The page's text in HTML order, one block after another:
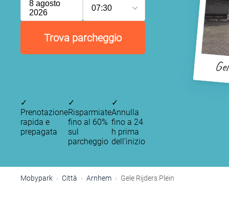
8 agosto
2026
07:30
Trova parcheggio
✓
Prenotazione
rapida e
prepagata
✓
Risparmiate
fino al 60%
sul
parcheggio
✓
Annulla
fino a 24
h prima
dell’inizio
Mobypark Città Arnhem Gele Rijders Plein